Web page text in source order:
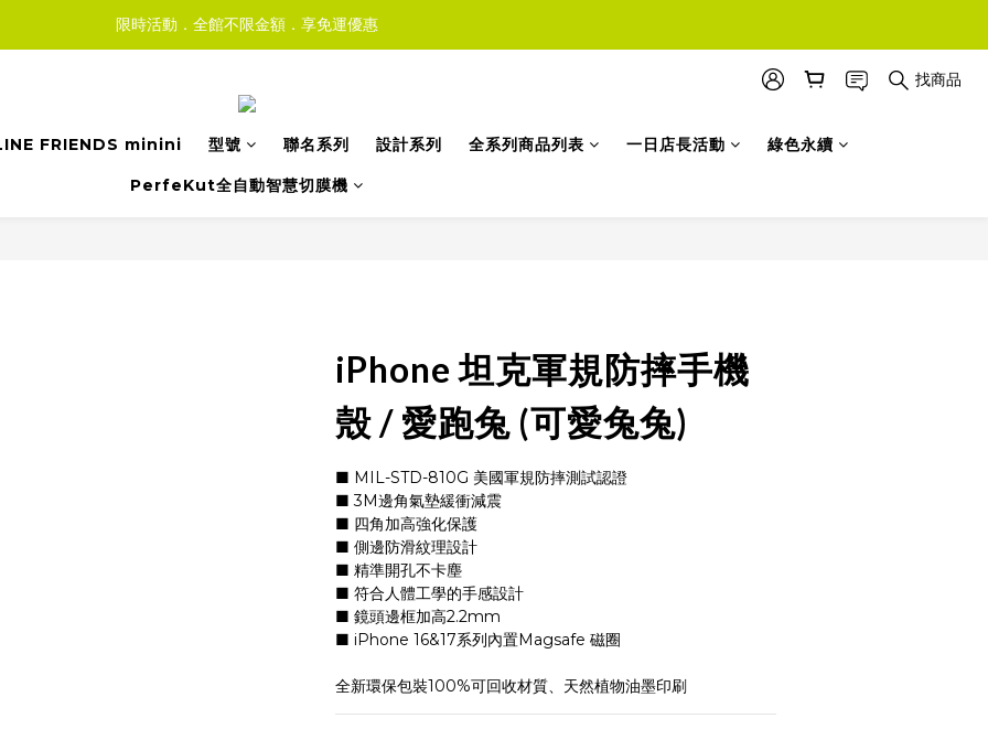
限時活動．全館不限金額．享免運優惠
找商品
FRIENDS minini 型號 聯名系列 設計系列 全系列商品列表 一日店長活動 綠色永續
PerfeKut全自動智慧切膜機
iPhone 坦克軍規防摔手機
殼 / 愛跑兔 (可愛兔兔)
■ MIL-STD-810G 美國軍規防摔測試認證
■ 3M邊角氣墊緩衝減震
■ 四角加高強化保護
■ 側邊防滑紋理設計
■ 精準開孔不卡塵
■ 符合人體工學的手感設計
■ 鏡頭邊框加高2.2mm
■ iPhone 16&17系列內置Magsafe 磁圈
全新環保包裝100%可回收材質、天然植物油墨印刷